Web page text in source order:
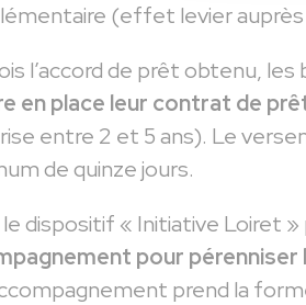
(effet levier auprès
l’accord de prêt obtenu,
en place leur contrat de
entre 2 et 5 ans). Le
de quinze jours.
le dispositif « Initiative Loiret
pour
prend la